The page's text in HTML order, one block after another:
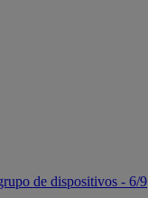
de dispositivos - 6/9